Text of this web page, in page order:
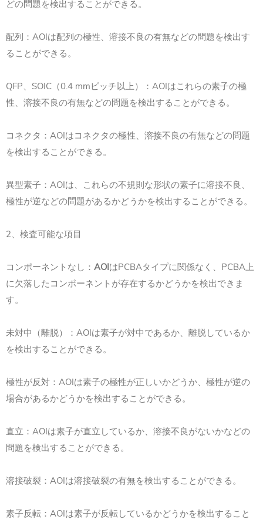
どの問題を検出することができる。
配列：AOIは配列の極性、溶接不良の有無などの問題を検出す
ることができる。
QFP、SOIC（0.4 mmピッチ以上）：AOIはこれらの素子の極
性、溶接不良の有無などの問題を検出することができる。
コネクタ：AOIはコネクタの極性、溶接不良の有無などの問題
を検出することができる。
異型素子：AOIは、これらの不規則な形状の素子に溶接不良、
極性が逆などの問題があるかどうかを検出することができる。
2、検査可能な項目
コンポーネントなし： AOIはPCBAタイプに関係なく、PCBA上
に欠落したコンポーネントが存在するかどうかを検出できま
す。
未対中（離脱）：AOIは素子が対中であるか、離脱しているか
を検出することができる。
極性が反対：AOIは素子の極性が正しいかどうか、極性が逆の
場合があるかどうかを検出することができる。
直立：AOIは素子が直立しているか、溶接不良がないかなどの
問題を検出することができる。
溶接破裂：AOIは溶接破裂の有無を検出することができる。
素子反転：AOIは素子が反転しているかどうかを検出すること